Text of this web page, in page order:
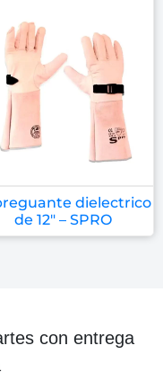
dielectrico
de 12″ – SPRO
con entrega